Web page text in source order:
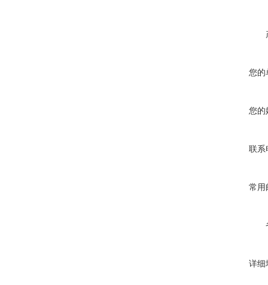
您的
您的
联系
常用
详细